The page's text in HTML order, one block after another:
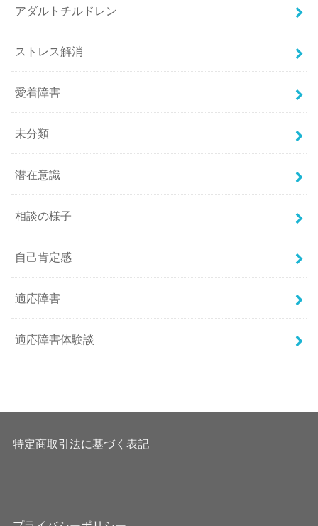
アダルトチルドレン
ストレス解消
愛着障害
未分類
潜在意識
相談の様子
自己肯定感
適応障害
適応障害体験談
特定商取引法に基づく表記